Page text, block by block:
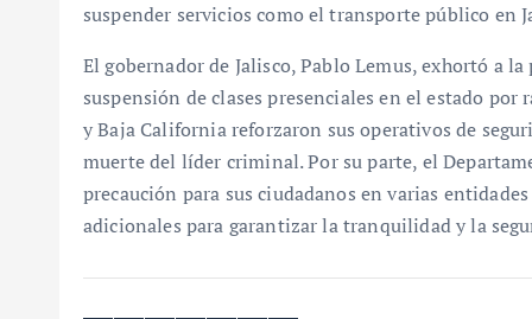
suspender servicios como el transporte público en
El gobernador de Jalisco, Pablo Lemus, exhortó a
suspensión de clases presenciales en el estado
y Baja California reforzaron sus operativos de
muerte del líder criminal. Por su parte, el
precaución para sus ciudadanos en varias
adicionales para garantizar la tranquilidad y la